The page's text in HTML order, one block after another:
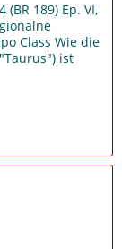
(BR 189) Ep. VI,
Class Wie die
ist